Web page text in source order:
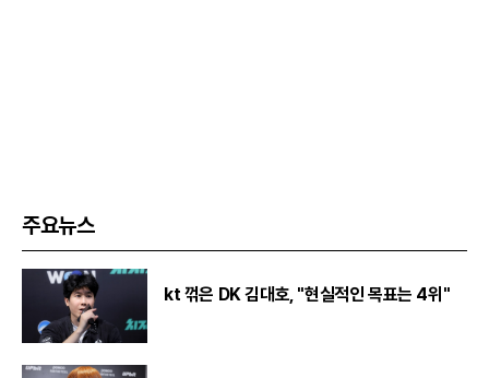
주요뉴스
kt 꺾은 DK 김대호, "현실적인 목표는 4위"